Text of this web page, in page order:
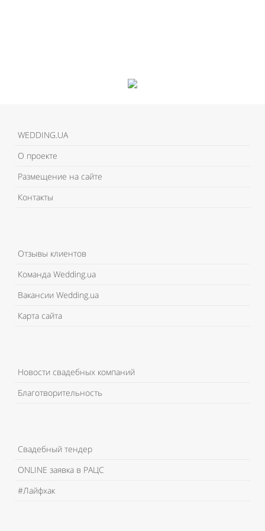
WEDDING.UA
О проекте
Размещение на сайте
Контакты
Отзывы клиентов
Команда Wedding.ua
Вакансии Wedding.ua
Карта сайта
Новости свадебных компаний
Благотворительность
Свадебный тендер
ONLINE заявка в РАЦС
#Лайфхак